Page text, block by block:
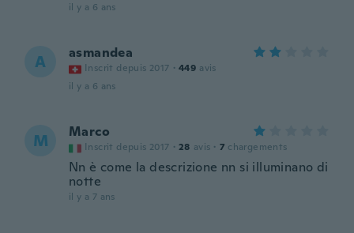
il y a 6 ans
A asmandea
Inscrit depuis 2017 · 449 avis
il y a 6 ans
M Marco
Inscrit depuis 2017 · 28 avis · 7 chargements
Nn è come la descrizione nn si illuminano di
notte
il y a 7 ans